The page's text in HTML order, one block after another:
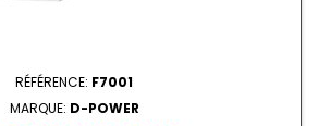
RÉFÉRENCE: F7001
MARQUE: D-POWER